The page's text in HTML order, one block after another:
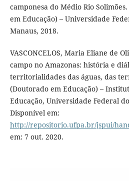
camponesa do Médio Rio
em Educação) – Universidade
Manaus, 2018.
VASCONCELOS, Maria Eliane de
campo no Amazonas: história e
territorialidades das águas, das
(Doutorado em Educação) –
Educação, Universidade Federal
Disponível em:
http://repositorio.ufpa.br/jspui/
em: 7 out. 2020.